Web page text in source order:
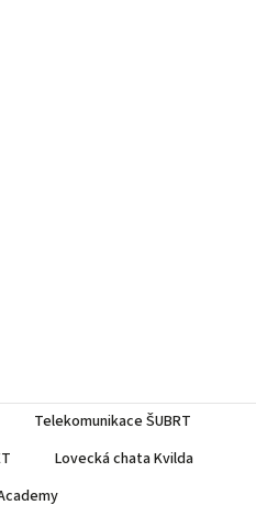
Telekomunikace ŠUBRT
Lovecká chata Kvilda